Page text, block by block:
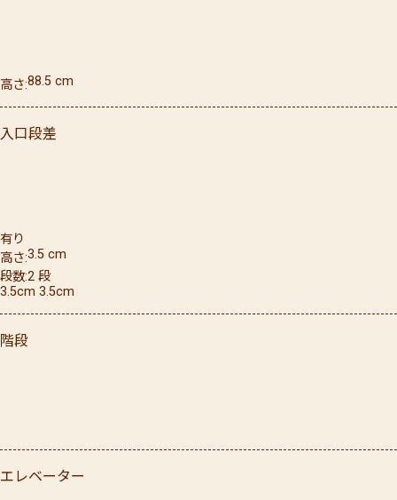
高さ 88.5 cm
入口段差
有り
高さ 3.5 cm
段数2 段
3.5cm 3.5cm
階段
エレベーター